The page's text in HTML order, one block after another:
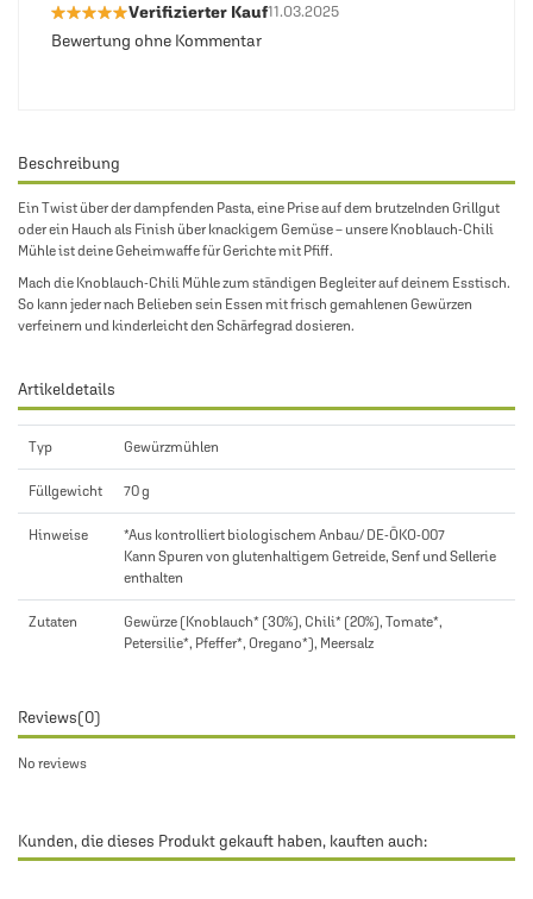
★★★★★
★★★★★Verifizierter Kauf11.03.2025
Bewertung ohne Kommentar
Beschreibung
Ein Twist über der dampfenden Pasta, eine Prise auf dem brutzelnden Grillgut
oder ein Hauch als Finish über knackigem Gemüse – unsere Knoblauch-Chili
Mühle ist deine Geheimwaffe für Gerichte mit Pfiff.
Mach die Knoblauch-Chili Mühle zum ständigen Begleiter auf deinem Esstisch.
So kann jeder nach Belieben sein Essen mit frisch gemahlenen Gewürzen
verfeinern und kinderleicht den Schärfegrad dosieren.
Artikeldetails
Typ Gewürzmühlen
Füllgewicht 70 g
Hinweise
*Aus kontrolliert biologischem Anbau/ DE-ÖKO-007
Kann Spuren von glutenhaltigem Getreide, Senf und Sellerie
enthalten
Zutaten
Gewürze (Knoblauch* (30%), Chili* (20%), Tomate*,
Petersilie*, Pfeffer*, Oregano*), Meersalz
Reviews(0)
No reviews
Kunden, die dieses Produkt gekauft haben, kauften auch: